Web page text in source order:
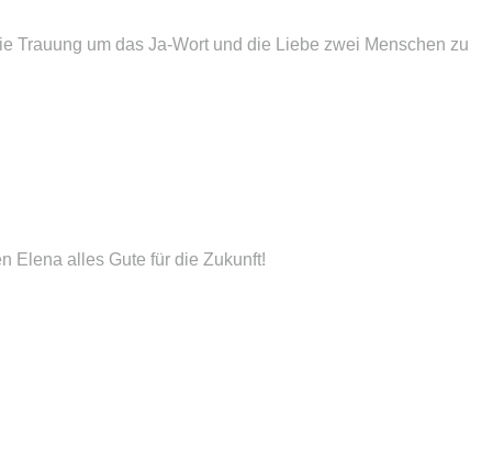
Trauung um das Ja-Wort und die Liebe zwei Menschen zu
Elena alles Gute für die Zukunft!